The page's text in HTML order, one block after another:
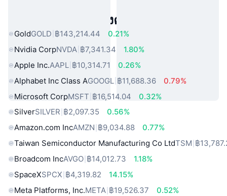
สินทรัพย์ในโลกแห่งความจริงยอดนิยม
GoldGOLD ฿143,214.44
0.21%
Nvidia CorpNVDA ฿7,341.34
1.80%
Apple Inc.AAPL ฿10,314.71
0.26%
Alphabet Inc Class AGOOGL ฿11,688.36
0.79%
Microsoft CorpMSFT ฿16,514.04
0.32%
SilverSILVER ฿2,097.35
0.56%
Amazon.com IncAMZN ฿9,034.88
0.77%
Taiwan Semiconductor Manufacturing Co LtdTSM ฿
Broadcom IncAVGO ฿14,012.73
1.18%
SpaceXSPCX ฿4,319.82
14.15%
Meta Platforms, Inc.META ฿19,526.37
0.52%